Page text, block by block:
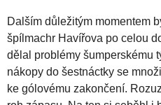
Dalším důležitým momentem
špílmachr Havířova po celou
dělal problémy šumperskému
nákopy do šestnáctky se
ke gólovému zakončení.